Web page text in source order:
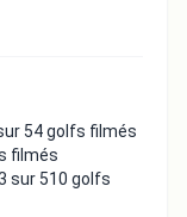
54 golfs filmés
filmés
sur 510 golfs